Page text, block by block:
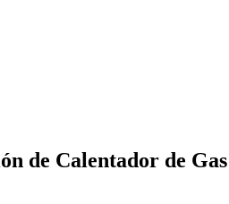
de Calentador de